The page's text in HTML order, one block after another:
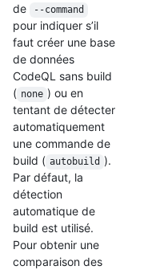
de
--command
pour indiquer s’il
faut créer une base
de données
CodeQL sans build
( none ) ou en
tentant de détecter
automatiquement
une commande de
build ( autobuild ).
Par défaut, la
détection
automatique de
build est utilisé.
Pour obtenir une
comparaison des